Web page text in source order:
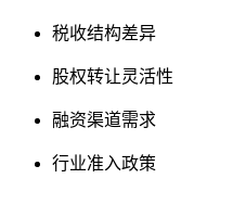
税收结构差异
股权转让灵活性
融资渠道需求
行业准入政策